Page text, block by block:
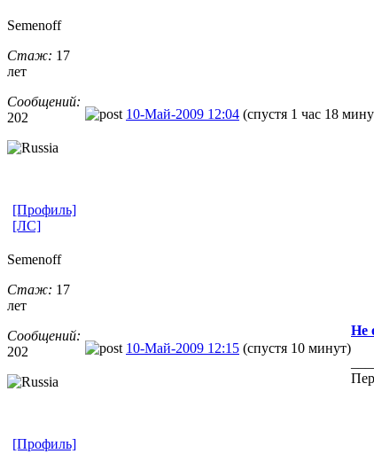
Semenoff
Стаж: 17
лет
Сообщений:
202
10-Май-2009 12:04 (спустя 1 час 18
[Профиль]
[ЛС]
Semenoff
Стаж: 17
лет
Сообщений:
202
10-Май-2009 12:15 (спустя 10 минут)
Не
[Профиль]